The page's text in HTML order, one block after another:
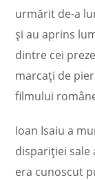
urmărit de-a
și au aprins
dintre cei
marcați de
filmului
Ioan Isaiu a
dispariției sale
era cunoscut